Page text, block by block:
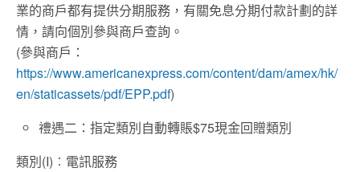
業的商戶都有提供分期服務，有關免息分期付款計劃的詳
情，請向個別參與商戶查詢。
(參與商戶：
https://www.americanexpress.com/content/dam/amex/hk/
en/staticassets/pdf/EPP.pdf)
禮遇二：指定類別自動轉賬$75現金回贈類別
類別(I)︰電訊服務